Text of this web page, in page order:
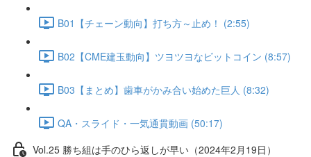
B01【チェーン動向】打ち方～止め！ (2:55)
B02【CME建玉動向】ツヨツヨなビットコイン (8:57)
B03【まとめ】歯車がかみ合い始めた巨人 (8:32)
QA・スライド・一気通貫動画 (50:17)
Vol.25 勝ち組は手のひら返しが早い（2024年2月19日）